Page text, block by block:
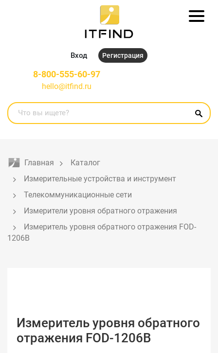
Вход Регистрация
8-800-555-60-97
hello@itfind.ru
Главная
Каталог
Измерительные устройства и инструмент
Телекоммуникационные сети
Измерители уровня обратного отражения
Измеритель уровня обратного отражения FOD-
1206B
Измеритель уровня обратного
отражения FOD-1206B